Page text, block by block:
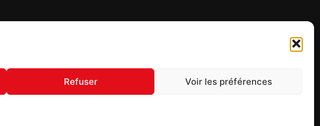
Refuser Voir les préférences
S'inscrire à la newsletter